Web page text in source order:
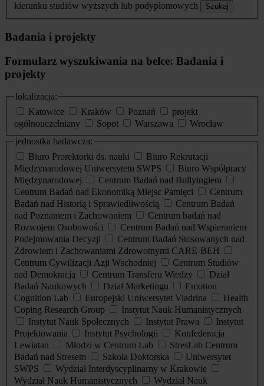
kierunku studiów wyższych lub podyplomowych
Szukaj
Badania i projekty
Formularz wyszukiwania na belce: Badania i
projekty
lokalizacja:
Katowice
Kraków Poznań
projekt
ogólnouczelniany
Sopot Warszawa
Wrocław
jednostka badawcza:
Biuro Prorektorki ds. nauki
Biuro Rekrutacji
Międzynarodowej Uniwersytetu SWPS
Biuro Współpracy
Międzynarodowej
Centrum Badań nad Bullyingiem
Centrum Badań nad Ekonomiką Miejsc Pamięci
Centrum
Badań nad Historią i Sprawiedliwością
Centrum Badań
nad Poznaniem i Zachowaniem
Centrum badań nad
Rozwojem Osobowości
Centrum Badań nad Wspieraniem
Podejmowania Decyzji
Centrum Badań Stosowanych nad
Zdrowiem i Zachowaniami Zdrowotnymi CARE-BEH
Centrum Cywilizacji Azji Wschodniej
Centrum Studiów
nad Demokracją
Centrum Transferu Wiedzy
Dział
Badań Naukowych
Dział Marketingu
Emotion
Cognition Lab
Europejski Uniwersytet Viadrina
Health
Coping Research Group
Instytut Nauk Humanistycznych
Instytut Nauk Społecznych
Instytut Prawa
Instytut
Projektowania
Instytut Psychologii
Konfederacja
Lewiatan
Młodzi w Centrum Lab
StresLab Centrum
Badań nad Stresem
Szkoła Doktorska
Uniwersytet
SWPS
Wydział Interdyscyplinarny w Krakowie
Wydział Nauk Humanistycznych
Wydział Nauk